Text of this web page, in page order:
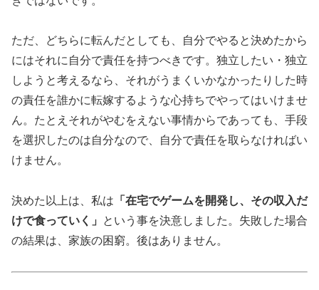
ただ、どちらに転んだとしても、自分でやると決めたから
にはそれに自分で責任を持つべきです。独立したい・独立
しようと考えるなら、それがうまくいかなかったりした時
の責任を誰かに転嫁するような心持ちでやってはいけませ
ん。たとえそれがやむをえない事情からであっても、手段
を選択したのは自分なので、自分で責任を取らなければい
けません。
決めた以上は、私は 「在宅でゲームを開発し、その収入だ
けで食っていく」
という事を決意しました。失敗した場合
の結果は、家族の困窮。後はありません。